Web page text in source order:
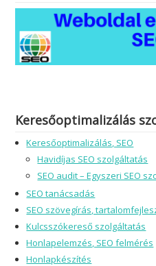
Weboldal elemzés,
Keresőoptimalizálás
Keresőoptimalizálás, SEO
Havidíjas SEO szolgáltatás
SEO audit – Egyszeri SEO
SEO tanácsadás